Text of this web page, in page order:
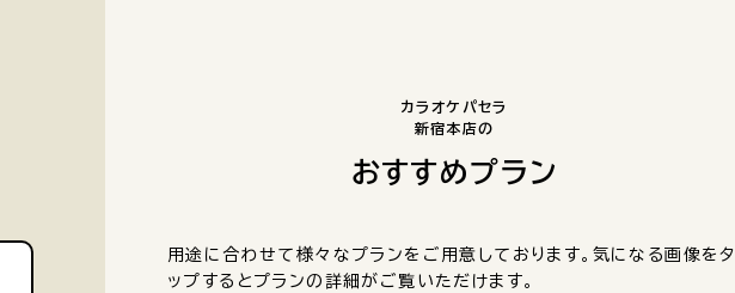
カラオケパセラ
新宿本店の
おすすめプラン
用途に合わせて様々なプランをご用意しております。気になる画像をタ
ップするとプランの詳細がご覧いただけます。